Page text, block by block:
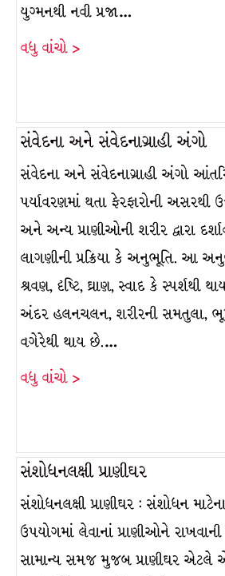
યુગ્મનથી નવી પ્રજા…
વધુ વાંચો >
સંવેદના અને સંવેદનાગ્રાહી અંગો
સંવેદના અને સંવેદનાગ્રાહી અંગો
પર્યાવરણમાં થતા ફેરફારોની અસરથી
અને અન્ય પ્રાણીઓની શરીર દ્વારા
લાગણીની પ્રક્રિયા કે અનુભૂતિ. આ
શ્રવણ, દૃષ્ટિ, ઘ્રાણ, સ્વાદ કે સ્પર્શથી
અંદર હલનચલન, શરીરની સમતુલા,
વગેરેથી થાય છે.…
વધુ વાંચો >
સંશોધનલક્ષી પ્રાણીઘર
સંશોધનલક્ષી પ્રાણીઘર : સંશોધન
ઉપયોગમાં લેવાનાં પ્રાણીઓને
સામાન્ય સમજ મુજબ પ્રાણીઘર એટલે